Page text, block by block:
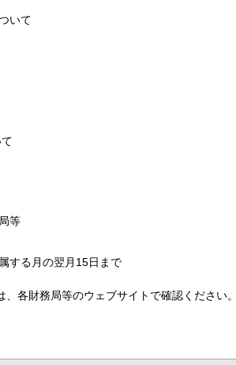
いて
等
する月の翌月15日まで
各財務局等のウェブサイトで確認ください。